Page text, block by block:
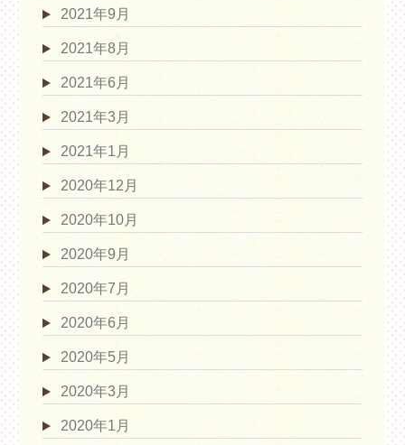
2021年9月
2021年8月
2021年6月
2021年3月
2021年1月
2020年12月
2020年10月
2020年9月
2020年7月
2020年6月
2020年5月
2020年3月
2020年1月